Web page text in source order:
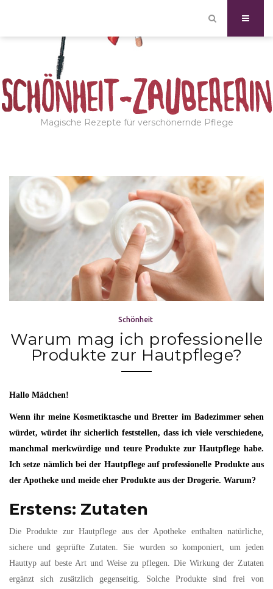
Magische Rezepte für verschönernde Pflege
Schönheit
Warum mag ich professionelle
Produkte zur Hautpflege?
Hallo Mädchen!
Wenn ihr meine Kosmetiktasche und Bretter im Badezimmer sehen
würdet, würdet ihr sicherlich feststellen, dass ich viele verschiedene,
manchmal merkwürdige und teure Produkte zur Hautpflege habe.
Ich setze nämlich bei der Hautpflege auf professionelle Produkte aus
der Apotheke und meide eher Produkte aus der Drogerie. Warum?
Erstens: Zutaten
Die Produkte zur Hautpflege aus der Apotheke enthalten natürliche,
sichere und geprüfte Zutaten. Sie wurden so komponiert, um jeden
Hauttyp auf beste Art und Weise zu pflegen. Die Wirkung der Zutaten
ergänzt sich zusätzlich gegenseitig. Solche Produkte sind frei von